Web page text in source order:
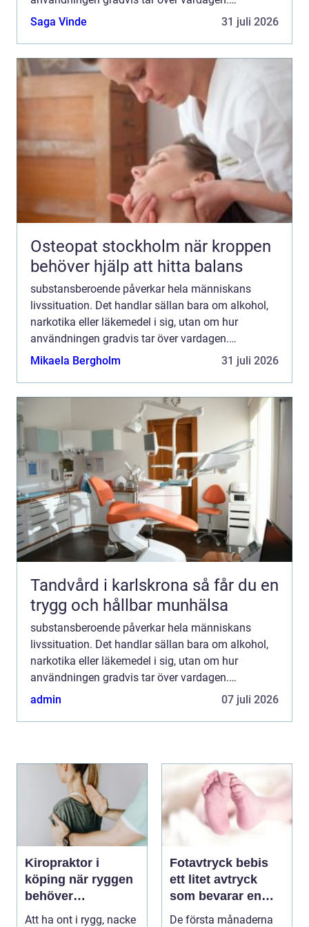
Relationer slits, hälsan försämras och fokus flyttas
Saga Vinde 31 juli 2026
Osteopat stockholm när kroppen
behöver hjälp att hitta balans
substansberoende påverkar hela människans
livssituation. Det handlar sällan bara om alkohol,
narkotika eller läkemedel i sig, utan om hur
användningen gradvis tar över vardagen.
Relationer slits, hälsan försämras och fokus flyttas
Mikaela Bergholm 31 juli 2026
Tandvård i karlskrona så får du en
trygg och hållbar munhälsa
substansberoende påverkar hela människans
livssituation. Det handlar sällan bara om alkohol,
narkotika eller läkemedel i sig, utan om hur
användningen gradvis tar över vardagen.
Relationer slits, hälsan försämras och fokus flyttas
admin 07 juli 2026
Kiropraktor i
köping när ryggen
behöver
professionell hjälp
Att ha ont i rygg, nacke
Fotavtryck bebis
ett litet avtryck
som bevarar en
stor stund
De första månaderna